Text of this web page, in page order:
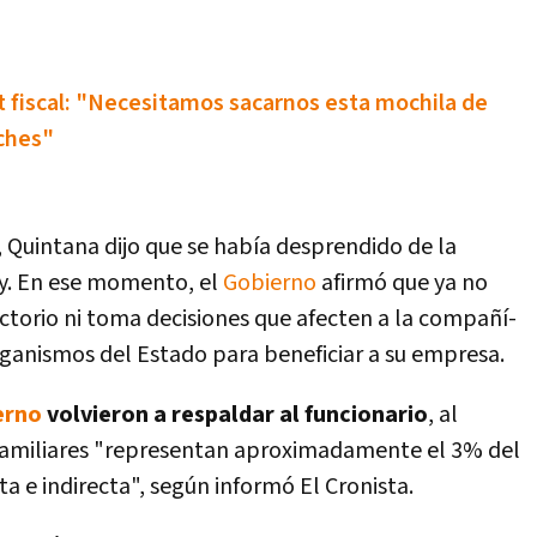
"Necesitamos sacarnos esta mochila de
dijo que se habí­a desprendido de la
En ese momento, el Gobierno afirmó que ya no
ni toma decisiones que afecten a la compañí­
del Estado para beneficiar a su empresa.
volvieron a respaldar al funcionario, al
"representan aproximadamente el 3% del
e indirecta", según informó El Cronista.